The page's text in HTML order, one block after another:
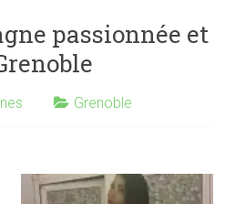
passionnée et
Grenoble